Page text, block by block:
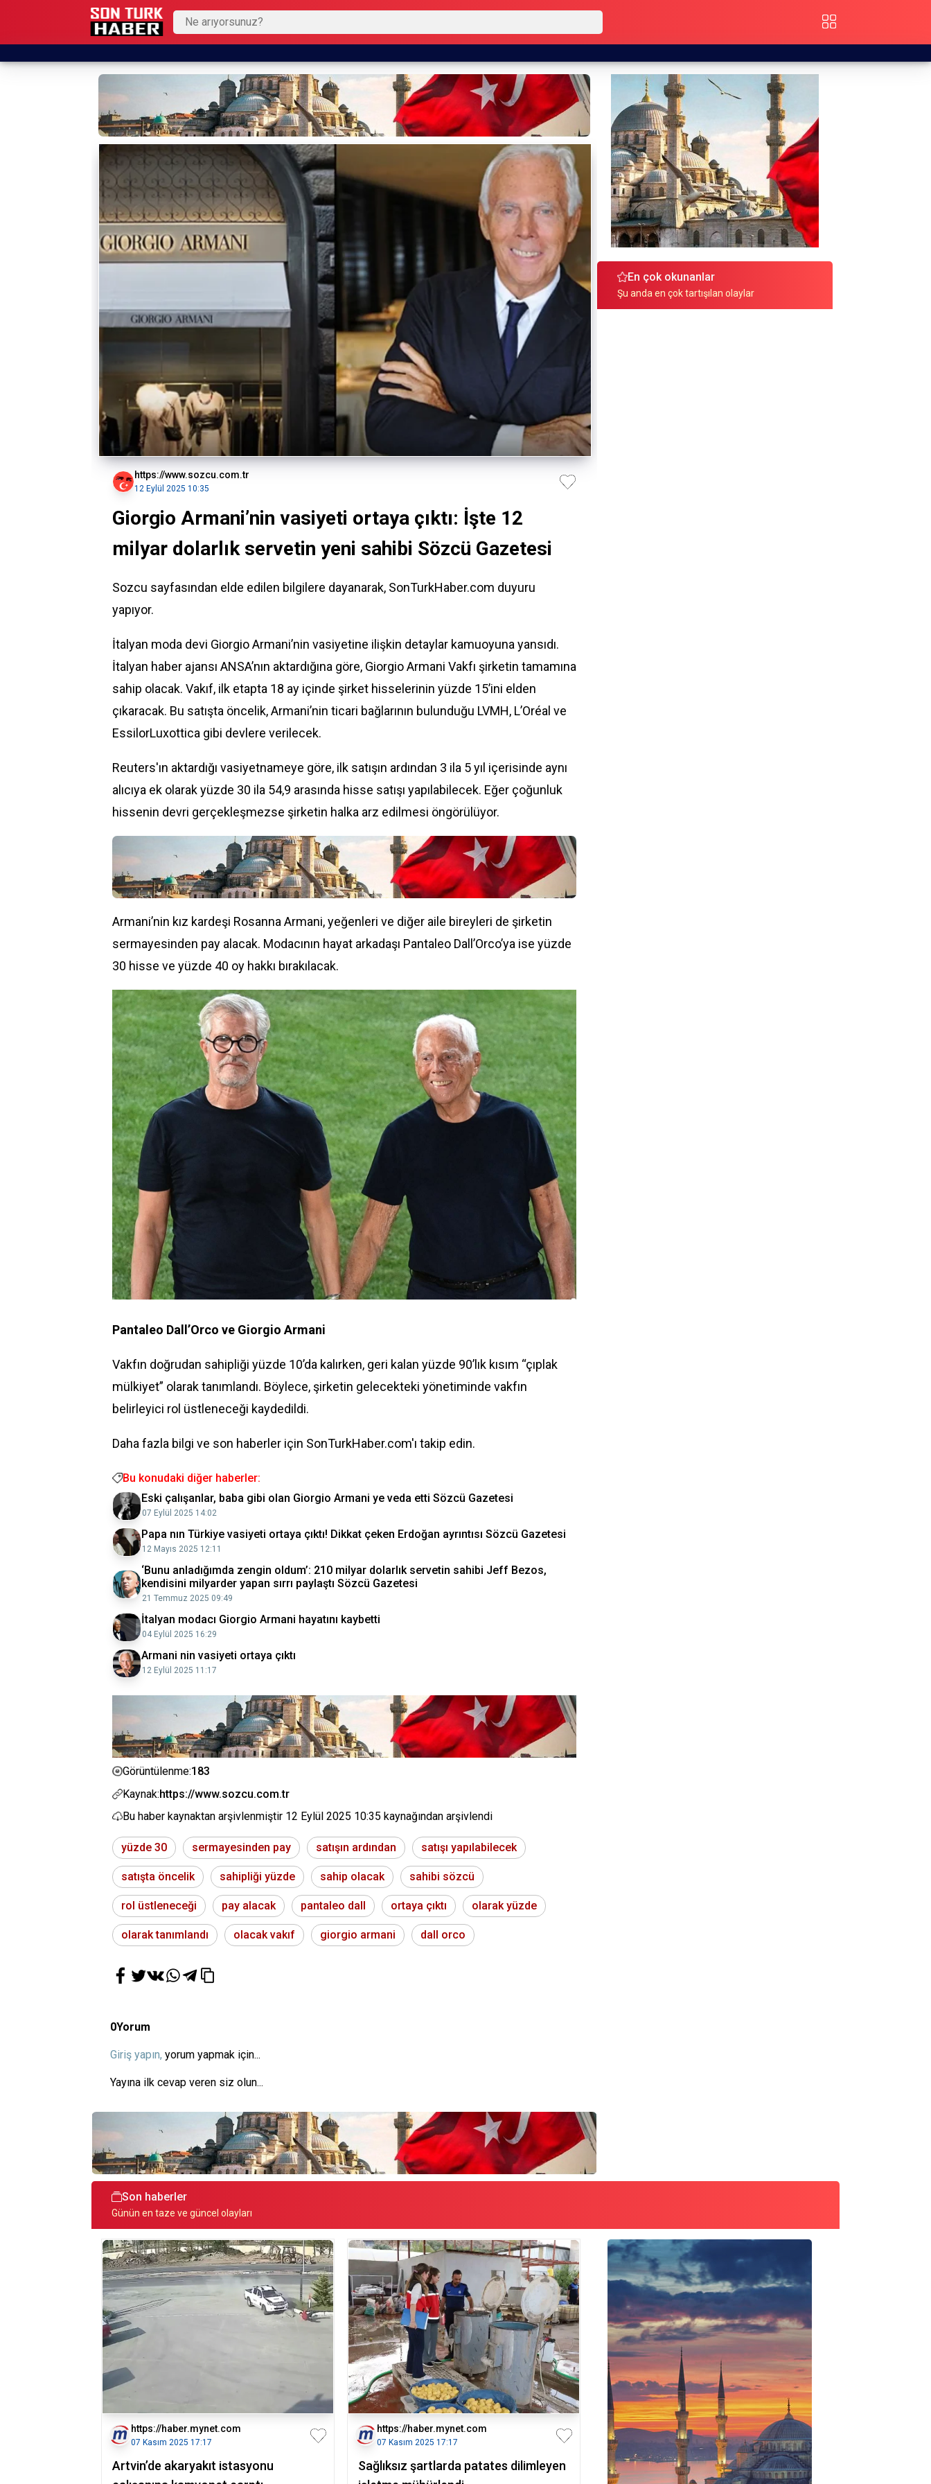
https://www.sozcu.com.tr
12 Eylül 2025 10:35
Giorgio Armani’nin vasiyeti ortaya çıktı: İşte 12
milyar dolarlık servetin yeni sahibi Sözcü Gazetesi
Sozcu sayfasından elde edilen bilgilere dayanarak, SonTurkHaber.com duyuru
yapıyor.
İtalyan moda devi Giorgio Armani’nin vasiyetine ilişkin detaylar kamuoyuna yansıdı.
İtalyan haber ajansı ANSA’nın aktardığına göre, Giorgio Armani Vakfı şirketin tamamına
sahip olacak. Vakıf, ilk etapta 18 ay içinde şirket hisselerinin yüzde 15’ini elden
çıkaracak. Bu satışta öncelik, Armani’nin ticari bağlarının bulunduğu LVMH, L’Oréal ve
EssilorLuxottica gibi devlere verilecek.
Reuters'ın aktardığı vasiyetnameye göre, ilk satışın ardından 3 ila 5 yıl içerisinde aynı
alıcıya ek olarak yüzde 30 ila 54,9 arasında hisse satışı yapılabilecek. Eğer çoğunluk
hissenin devri gerçekleşmezse şirketin halka arz edilmesi öngörülüyor.
Armani’nin kız kardeşi Rosanna Armani, yeğenleri ve diğer aile bireyleri de şirketin
sermayesinden pay alacak. Modacının hayat arkadaşı Pantaleo Dall’Orco’ya ise yüzde
30 hisse ve yüzde 40 oy hakkı bırakılacak.
Pantaleo Dall’Orco ve Giorgio Armani
Vakfın doğrudan sahipliği yüzde 10’da kalırken, geri kalan yüzde 90’lık kısım “çıplak
mülkiyet” olarak tanımlandı. Böylece, şirketin gelecekteki yönetiminde vakfın
belirleyici rol üstleneceği kaydedildi.
Daha fazla bilgi ve son haberler için SonTurkHaber.com'ı takip edin.
Bu konudaki diğer haberler:
Eski çalışanlar, baba gibi olan Giorgio Armani ye veda etti Sözcü Gazetesi
07 Eylül 2025 14:02
Papa nın Türkiye vasiyeti ortaya çıktı! Dikkat çeken Erdoğan ayrıntısı Sözcü Gazetesi
12 Mayıs 2025 12:11
‘Bunu anladığımda zengin oldum’: 210 milyar dolarlık servetin sahibi Jeff Bezos,
kendisini milyarder yapan sırrı paylaştı Sözcü Gazetesi
21 Temmuz 2025 09:49
İtalyan modacı Giorgio Armani hayatını kaybetti
04 Eylül 2025 16:29
Armani nin vasiyeti ortaya çıktı
12 Eylül 2025 11:17
Görüntülenme:183
Kaynak:https://www.sozcu.com.tr
Bu haber kaynaktan arşivlenmiştir 12 Eylül 2025 10:35 kaynağından arşivlendi
yüzde 30 sermayesinden pay satışın ardından satışı yapılabilecek
satışta öncelik sahipliği yüzde sahip olacak sahibi sözcü
rol üstleneceği pay alacak pantaleo dall ortaya çıktı olarak yüzde
olarak tanımlandı olacak vakıf giorgio armani dall orco
0Yorum
Giriş yapın, yorum yapmak için...
Yayına ilk cevap veren siz olun...
En çok okunanlar
Şu anda en çok tartışılan olaylar
Son haberler
Günün en taze ve güncel olayları
https://haber.mynet.com
07 Kasım 2025 17:17
Artvin’de akaryakıt istasyonu
https://haber.mynet.com
07 Kasım 2025 17:17
Sağlıksız şartlarda patates dilimleyen